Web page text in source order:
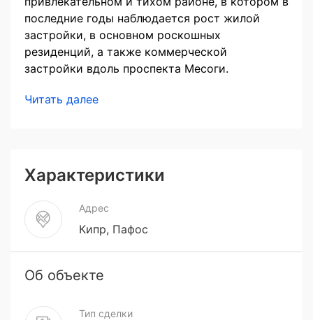
последние годы наблюдается рост жилой
застройки, в основном роскошных
резиденций, а также коммерческой
застройки вдоль проспекта Месоги.
Читать далее
Характеристики
Адрес
Кипр, Пафос
Об объекте
Тип сделки